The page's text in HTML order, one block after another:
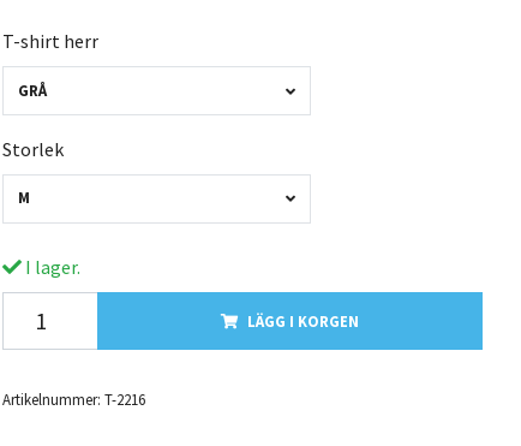
T-shirt herr
GRÅ
Storlek
M
I lager.
LÄGG I KORGEN
Artikelnummer: T-2216